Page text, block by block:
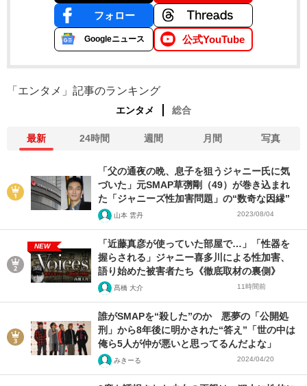
フォロー
Googleニュース 公式YouTube
「エンタメ」記事のランキング
エンタメ 総合
最新 24時間 週間 月間 写真
「父の通夜の晩、息子を狙うジャニー氏に気
づいた」元SMAP草彅剛（49）が巻き込まれ
た「ジャニーズ性加害問題」の“数奇な因縁”
山本 雲丹 2023/08/04
NEW
「近藤真彦が使っていた部屋で…」「性器を
握らされる」ジャニー喜多川による性加害、
語り始めた被害者たち《徹底取材の裏側》
髙橋 大介 11時間前
誰がSMAPを“殺した”のか 悪夢の「公開処
刑」から8年後に明かされた“答え”「世の中は
俺ら5人が仲が悪いと思ってるんだよな」
みきーる 2024/04/20